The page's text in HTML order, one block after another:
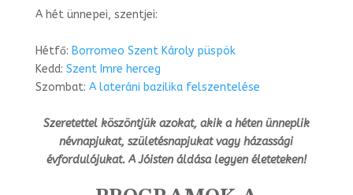
A hét ünnepei, szentjei:
Hétfő: Borromeo Szent Károly püspök
Kedd: Szent Imre herceg
Szombat: A lateráni bazilika felszentelése
Szeretettel köszöntjük azokat, akik a héten ünneplik
névnapjukat, születésnapjukat vagy házassági
évfordulójukat.A Jóisten áldása legyen életeteken!